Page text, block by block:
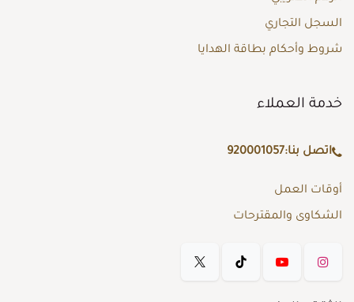
السجل التجاري
شروط وأحكام بطاقة الهدايا
خدمة العملاء
اتصل بنا:920001057
أوقات العمل
الشكاوى والمقترحات